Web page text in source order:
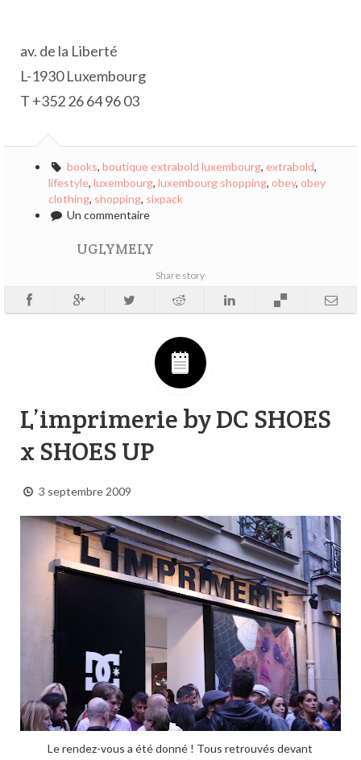
av. de la Liberté
L-1930 Luxembourg
T +352 26 64 96 03
books, boutique extrabold luxembourg, extrabold,
lifestyle, luxembourg, luxembourg shopping, obey, obey
clothing, shopping, sixpack
Un commentaire
UGLYMELY
Share story
L’imprimerie by DC SHOES
x SHOES UP
3 septembre 2009
Le rendez-vous a été donné ! Tous retrouvés devant